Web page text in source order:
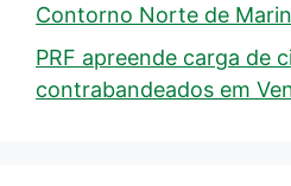
Contorno Norte de
PRF apreende carga de
contrabandeados em